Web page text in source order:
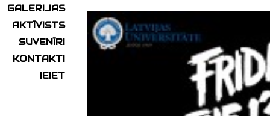
GALERIJAS
AKTĪVISTS
SUVENĪRI
KONTAKTI
IEIET